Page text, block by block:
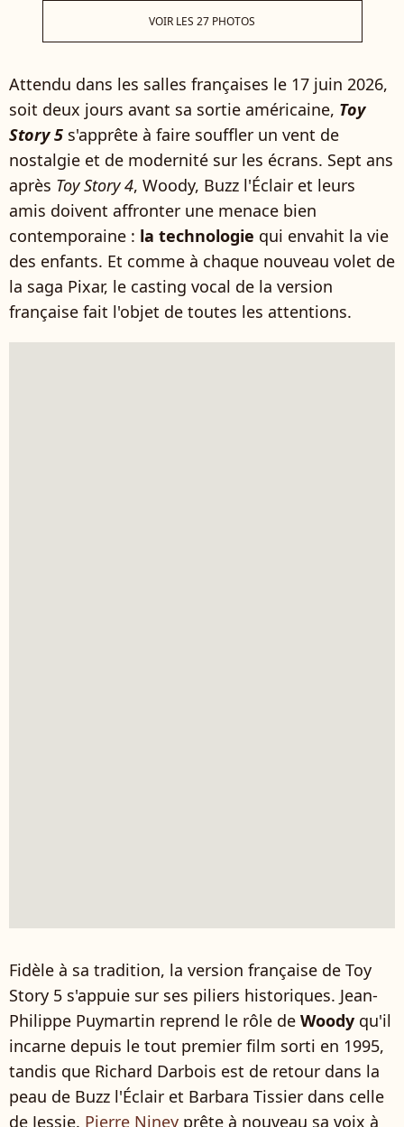
VOIR LES 27 PHOTOS
Attendu dans les salles françaises le 17 juin 2026,
soit deux jours avant sa sortie américaine, Toy
Story 5 s'apprête à faire souffler un vent de
nostalgie et de modernité sur les écrans. Sept ans
après Toy Story 4, Woody, Buzz l'Éclair et leurs
amis doivent affronter une menace bien
contemporaine : la technologie qui envahit la vie
des enfants. Et comme à chaque nouveau volet de
la saga Pixar, le casting vocal de la version
française fait l'objet de toutes les attentions.
Fidèle à sa tradition, la version française de Toy
Story 5 s'appuie sur ses piliers historiques. Jean-
Philippe Puymartin reprend le rôle de Woody qu'il
incarne depuis le tout premier film sorti en 1995,
tandis que Richard Darbois est de retour dans la
peau de Buzz l'Éclair et Barbara Tissier dans celle
de Jessie. Pierre Niney prête à nouveau sa voix à